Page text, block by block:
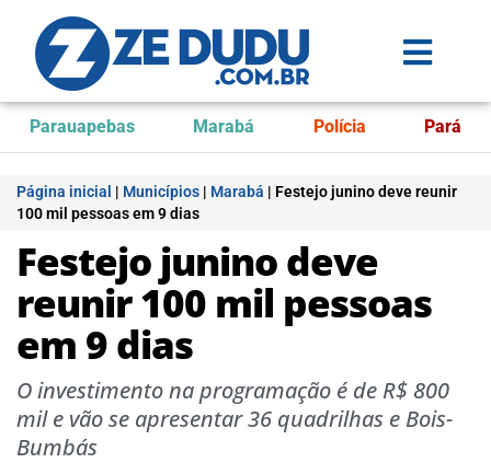
Parauapebas Marabá Polícia Pará
Página inicial | Municípios | Marabá | Festejo junino deve reunir
100 mil pessoas em 9 dias
Festejo junino deve
reunir 100 mil pessoas
em 9 dias
O investimento na programação é de R$ 800
mil e vão se apresentar 36 quadrilhas e Bois-
Bumbás